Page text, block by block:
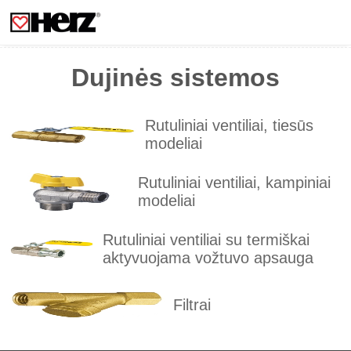
Dujinės sistemos
Rutuliniai ventiliai, tiesūs
modeliai
Rutuliniai ventiliai, kampiniai
modeliai
Rutuliniai ventiliai su termiškai
aktyvuojama vožtuvo apsauga
Filtrai